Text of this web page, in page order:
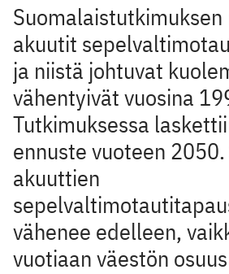
Suomalaistutkimuksen
akuutit
ja niistä johtuvat
vähentyivät vuosina
Tutkimuksessa
ennuste vuoteen
akuuttien
vähenee edelleen,
vuotiaan väestön